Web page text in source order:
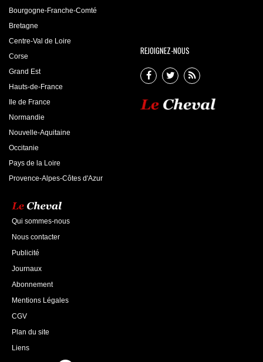
Bourgogne-Franche-Comté
Bretagne
Centre-Val de Loire
Corse
Grand Est
Hauts-de-France
Ile de France
Normandie
Nouvelle-Aquitaine
Occitanie
Pays de la Loire
Provence-Alpes-Côtes d'Azur
REJOIGNEZ-NOUS
Qui sommes-nous
Nous contacter
Publicité
Journaux
Abonnement
Mentions Légales
CGV
Plan du site
Liens